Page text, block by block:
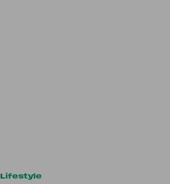
Lifestyle